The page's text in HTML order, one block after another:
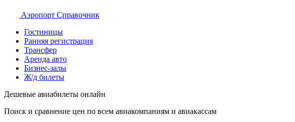
Аэропорт Справочник
Гостиницы
Ранняя регистрация
Трансфер
Аренда авто
Бизнес-залы
Ж/д билеты
Дешевые авиабилеты онлайн
Поиск и сравнение цен по всем авиакомпаниям и авиакассам